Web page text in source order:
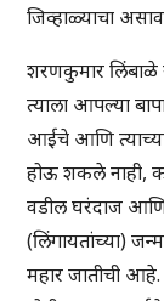
जिव्हाळ्याचा
शरणकुमार
त्याला आपल्या
आईचे आणि त्याच्या
होऊ शकले नाही,
वडील घरंदाज आणि
(लिंगायतांच्या)
महार जातीची